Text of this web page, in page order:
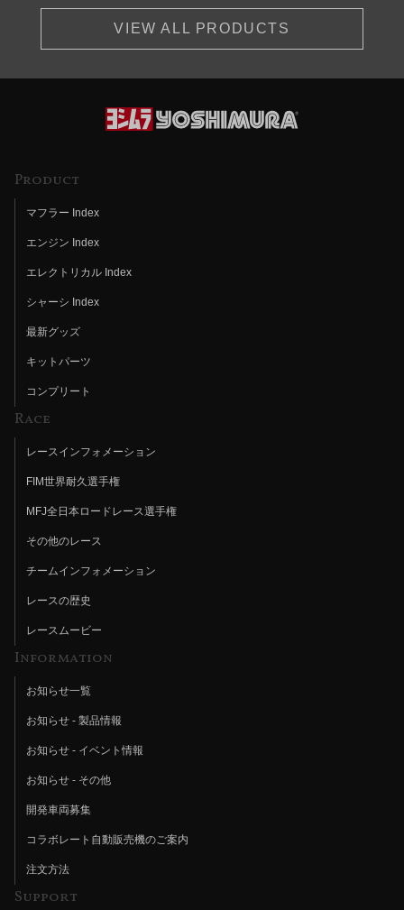
VIEW ALL PRODUCTS
Product
マフラー Index
エンジン Index
エレクトリカル Index
シャーシ Index
最新グッズ
キットパーツ
コンプリート
Race
レースインフォメーション
FIM世界耐久選手権
MFJ全日本ロードレース選手権
その他のレース
チームインフォメーション
レースの歴史
レースムービー
Information
お知らせ一覧
お知らせ - 製品情報
お知らせ - イベント情報
お知らせ - その他
開発車両募集
コラボレート自動販売機のご案内
注文方法
Support